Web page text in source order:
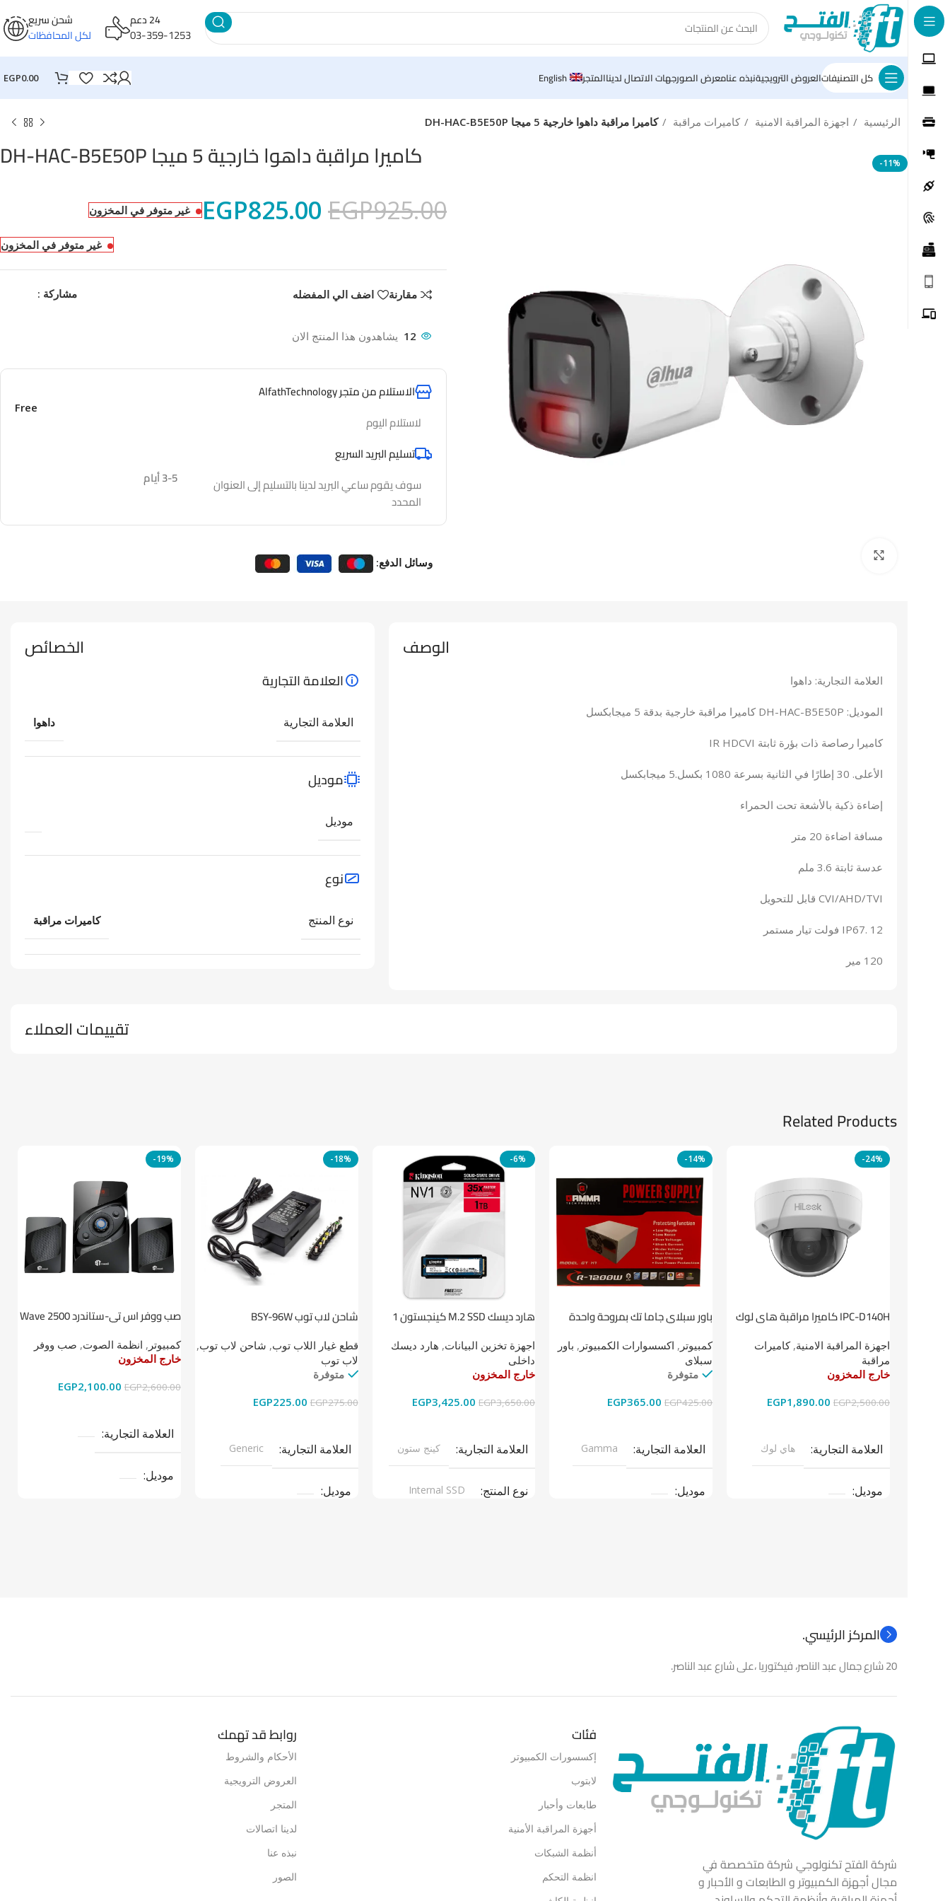
24 دعم
03-359-1253
شحن سريع
لكل المحافظات
كل التصنيفاتالعروض الترويجيةنبذه عنامعرض الصورجهات الاتصال لديناالمتجر English
EGP0.00
الرئيسية اجهزة المراقبة الامنية كاميرات مراقبة كاميرا مراقبة داهوا خارجية 5 ميجا DH-HAC-B5E50P
-11% كاميرا مراقبة داهوا خارجية 5 ميجا DH-HAC-B5E50P
EGP925.00
EGP825.00 غير متوفر في المخزون
غير متوفر في المخزون
مقارنة اضف الي المفضله مشاركة :
12 يشاهدون هذا المنتج الان
الاستلام من متجر AlfathTechnology
لاستلام اليوم
Free
تسليم البريد السريع
سوف يقوم ساعي البريد لدينا بالتسليم إلى العنوان
المحدد
3-5 أيام
وسائل الدفع:
الوصف
العلامة التجارية: داهوا
الموديل: DH-HAC-B5E50P كاميرا مراقبة خارجية بدقة 5 ميجابكسل
كاميرا رصاصة ذات بؤرة ثابتة IR HDCVI
الأعلى. 30 إطارًا في الثانية بسرعة 1080 بكسل.5 ميجابكسل
إضاءة ذكية بالأشعة تحت الحمراء
مسافة اضاءة 20 متر
عدسة ثابتة 3.6 ملم
CVI/AHD/TVI قابل للتحويل
IP67. 12 فولت تيار مستمر
120 مير
الخصائص
العلامة التجارية
العلامة التجارية داهوا
موديل
موديل
نوع
نوع المنتج كاميرات مراقبة
تقييمات العملاء
Related Products
-24%
IPC-D140H كاميرا مراقبة هاى لوك
اجهزة المراقبة الامنية,كاميرات
مراقبة
خارج المخزون
EGP2,500.00
EGP1,890.00
العلامة التجارية هاي لوك
موديل
-14%
باور سبلاي جاما تك بمروحة واحدة
كمبيوتر , اكسسوارات الكمبيوتر , باور
سبلاى
متوفرة
EGP425.00
EGP365.00
العلامة التجارية Gamma
موديل
-6%
هارد ديسك M.2 SSD كينجستون 1
اجهزة تخزين البيانات, هارد ديسك
داخلى
خارج المخزون
EGP3,650.00
EGP3,425.00
العلامة التجارية كينج ستون
نوع المنتج Internal SSD
-18%
شاحن لاب توب BSY-96W
قطع غيار اللاب توب, شاحن لاب توب,
لاب توب
متوفرة
EGP275.00
EGP225.00
العلامة التجارية Generic
موديل
-19%
صب ووفر اس تي-ستاندرد Wave 2500
كمبيوتر , انظمة الصوت, صب ووفر
خارج المخزون
EGP2,600.00
EGP2,100.00
العلامة التجارية
موديل
المركز الرئيسي.
20 شارع جمال عبد الناصر، فيكتوريا ،على شارع عبد الناصر.
شركة الفتح تكنولوجي شركة متخصصة في
مجال أجهزة الكمبيوتر و الطابعات و الأحبار و
فئات
إكسسورات الكمبيوتر
لابتوب
طابعات وأحبار
أجهزة المراقبة الأمنية
أنظمة الشبكات
انظمة التحكم
روابط قد تهمك
الأحكام والشروط
العروض الترويجية
المتجر
لدينا اتصالات
نبذه عنا
الصور